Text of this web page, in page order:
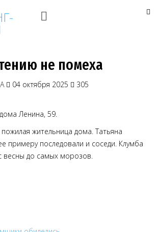
не помеха
04 октября 2025 305
Ленина, 59.
жительница дома. Татьяна
примеру последовали и соседи. Клумба
весны до самых морозов.